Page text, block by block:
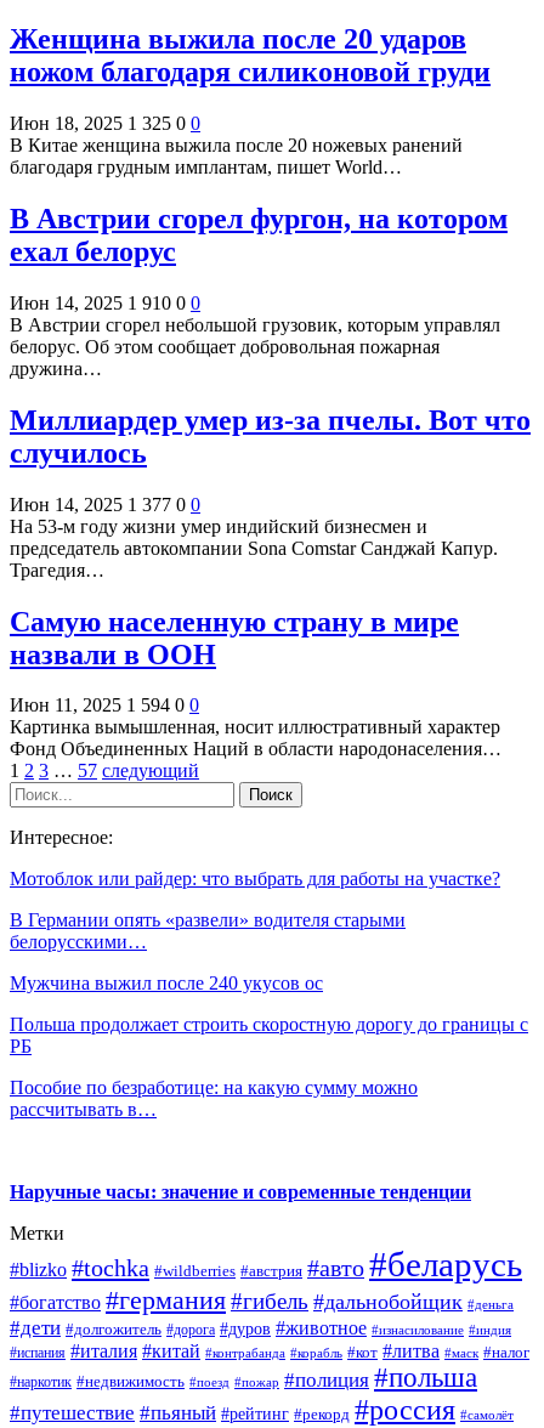
Женщина выжила после 20 ударов
ножом благодаря силиконовой груди
Июн 18, 2025 1 325 0 0
В Китае женщина выжила после 20 ножевых ранений
благодаря грудным имплантам, пишет World…
В Австрии сгорел фургон, на котором
ехал белорус
Июн 14, 2025 1 910 0 0
В Австрии сгорел небольшой грузовик, которым управлял
белорус. Об этом сообщает добровольная пожарная
дружина…
Миллиардер умер из-за пчелы. Вот что
случилось
Июн 14, 2025 1 377 0 0
На 53-м году жизни умер индийский бизнесмен и
председатель автокомпании Sona Comstar Санджай Капур.
Трагедия…
Самую населенную страну в мире
назвали в ООН
Июн 11, 2025 1 594 0 0
Картинка вымышленная, носит иллюстративный характер
Фонд Объединенных Наций в области народонаселения…
1 2 3 … 57 следующий
Интересное:
Мотоблок или райдер: что выбрать для работы на участке?
В Германии опять «развели» водителя старыми
белорусскими…
Мужчина выжил после 240 укусов ос
Польша продолжает строить скоростную дорогу до границы с
РБ
Пособие по безработице: на какую сумму можно
рассчитывать в…
Наручные часы: значение и современные тенденции
Метки
#blizko #tochka #wildberries #австрия #авто#беларусь
#богатство #германия#гибель #дальнобойщик #деньга
#дети #долгожитель #дорога #дуров #животное #изнасилование #индия
#испания #италия #китай #контрабанда #корабль #кот #литва #маск #налог
#наркотик #недвижимость #поезд #пожар #полиция #польша
#путешествие #пьяный #рейтинг #рекорд #россия #самолёт